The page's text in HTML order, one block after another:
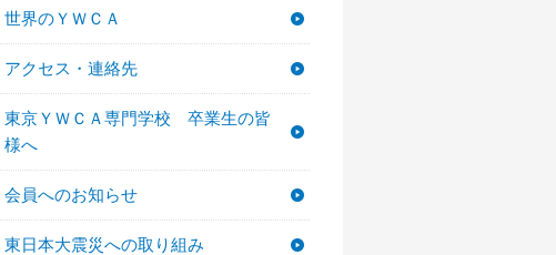
世界のＹＷＣＡ
アクセス・連絡先
東京ＹＷＣＡ専門学校 卒業生の皆
様へ
会員へのお知らせ
東日本大震災への取り組み